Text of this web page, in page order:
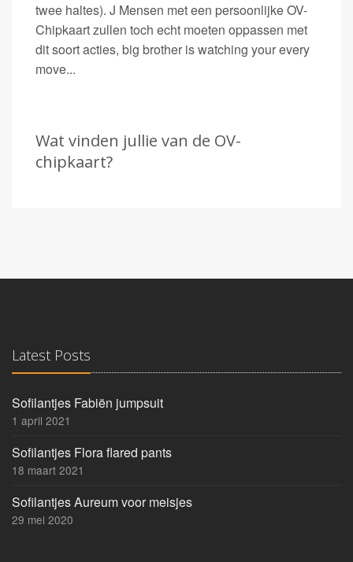
twee haltes). J Mensen met een persoonlijke OV-
Chipkaart zullen toch echt moeten oppassen met
dit soort acties, big brother is watching your every
move...
Wat vinden jullie van de OV-
chipkaart?
Latest Posts
Sofilantjes Fabiën jumpsuit
1 april 2021
Sofilantjes Flora flared pants
18 maart 2021
Sofilantjes Aureum voor meisjes
29 mei 2020